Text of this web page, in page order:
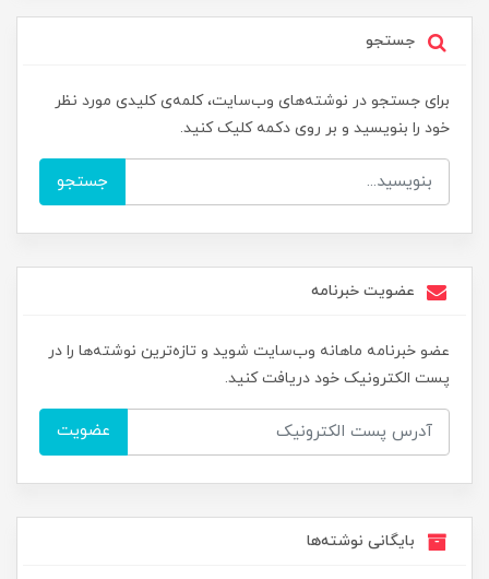
جستجو
برای جستجو در نوشته‌های وب‌سایت، کلمه‌ی کلیدی مورد نظر
خود را بنویسید و بر روی دکمه کلیک کنید.
جستجو
عضویت خبرنامه
عضو خبرنامه ماهانه وب‌سایت شوید و تازه‌ترین نوشته‌ها را در
پست الکترونیک خود دریافت کنید.
عضویت
بایگانی نوشته‌ها